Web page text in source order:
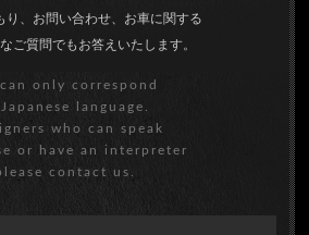
り、お問い合わせ、お車に関する
ご質問でもお答えいたします。
only correspond
language.
who can speak
or have an interpreter
contact us.